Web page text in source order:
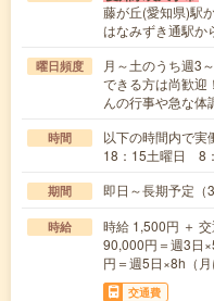
藤が丘(愛知県)駅
はなみずき通駅か
曜日頻度
月～土のうち週3
できる方は尚歓迎
んの行事や急な体
時間
以下の時間内で
18：15土曜日 8
期間 即日～長期予定（
時給
時給 1,500円 ＋
90,000円＝週3日
円＝週5日×8h（月
交通費